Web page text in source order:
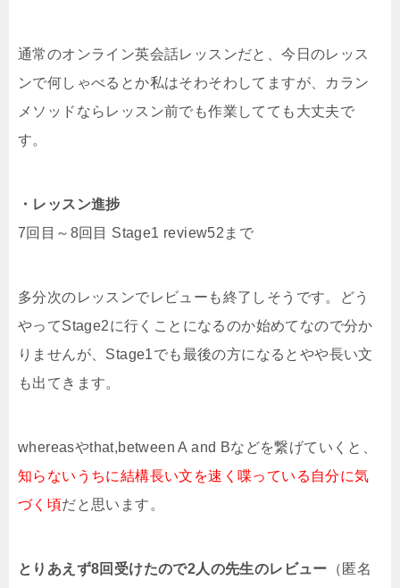
通常のオンライン英会話レッスンだと、今日のレッス
ンで何しゃべるとか私はそわそわしてますが、カラン
メソッドならレッスン前でも作業してても大丈夫で
す。
・レッスン進捗
7回目～8回目 Stage1 review52まで
多分次のレッスンでレビューも終了しそうです。どう
やってStage2に行くことになるのか始めてなので分か
りませんが、Stage1でも最後の方になるとやや長い文
も出てきます。
whereasやthat,between A and Bなどを繋げていくと、
知らないうちに結構長い文を速く喋っている自分に気
づく頃だと思います。
とりあえず8回受けたので2人の先生のレビュー （匿名